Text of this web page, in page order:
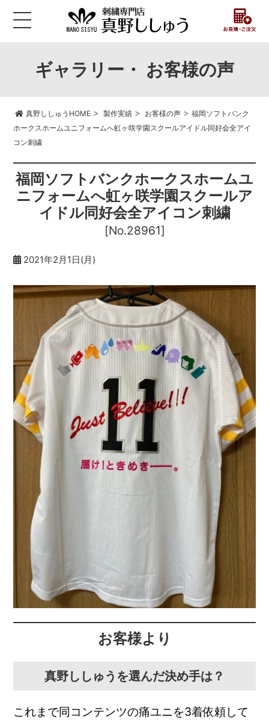
ギャラリー・ お客様の声
真野ししゅうHOME> 製作実績> お客様の声> 福岡ソフトバンク
ホークスホームユニフォームへ虹ヶ咲学園スクールアイドル同好会全アイ
コン刺繍
福岡ソフトバンクホークスホームユ
ニフォームへ虹ヶ咲学園スクールア
イドル同好会全アイコン刺繍
[No.28961]
2021年2月1日(月)
お客様より
真野ししゅうを選んだ決め手は？
これまで同コンテンツの痛ユニを3着依頼して